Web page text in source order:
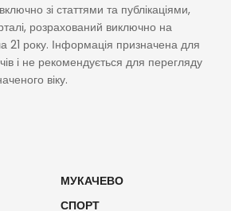
зі статтями та публікаціями,
розрахований виключно на
21 року. Інформація призначена для
і не рекомендується для перегляду
віку.
МУКАЧЕВО
СПОРТ